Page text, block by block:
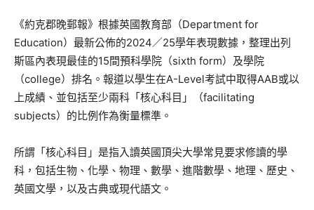
《約克郡晚郵報》根據英國教育部（Department for
Education）最新公佈的2024／25學年表現數據，整理出列
斯區內表現最佳的15間預科學院（sixth form）及學院
（college）排名。報道以學生在A-Level考試中取得AAB或以
上成績、並包括至少兩科「核心科目」（facilitating
subjects）的比例作為衡量標準。
所謂「核心科目」是指入讀英國頂尖大學常見要求修讀的學
科，包括生物、化學、物理、數學、進階數學、地理、歷史、
英國文學，以及古典或現代語文。